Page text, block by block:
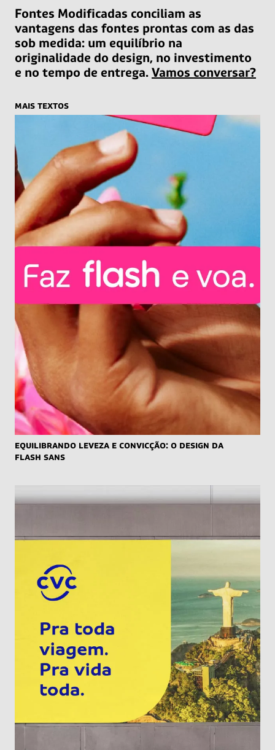
Fontes Modificadas conciliam as
vantagens das fontes prontas com as das
sob medida: um equilíbrio na
originalidade do design, no investimento
e no tempo de entrega. Vamos conversar?
mais textos
Equilibrando Leveza e Convicção: O Design da
Flash Sans